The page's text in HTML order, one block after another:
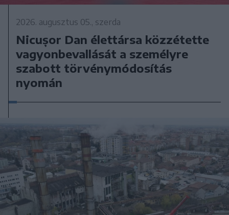
2026. augusztus 05., szerda
Nicușor Dan élettársa közzétette
vagyonbevallását a személyre
szabott törvénymódosítás
nyomán